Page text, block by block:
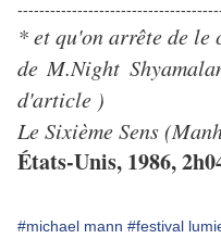
* et qu'on arrête de le
de M.Night
d'article )
Le Sixième Sens
États-Unis, 1986,
#michael mann #festival